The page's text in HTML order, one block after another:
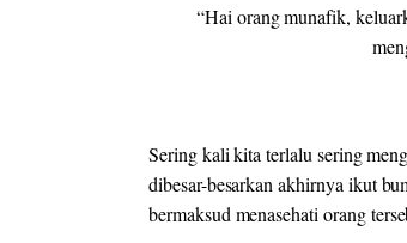
“Hai orang munafik,
Sering kali kita terlalu sering
dibesar-besarkan akhirnya ikut
bermaksud menasehati orang